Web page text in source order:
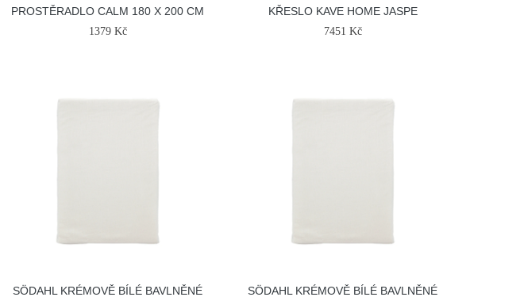
PROSTĚRADLO CALM 180 X 200 CM
1379 Kč
KŘESLO KAVE HOME JASPE
7451 Kč
SÖDAHL KRÉMOVĚ BÍLÉ BAVLNĚNÉ SÖDAHL KRÉMOVĚ BÍLÉ BAVLNĚNÉ